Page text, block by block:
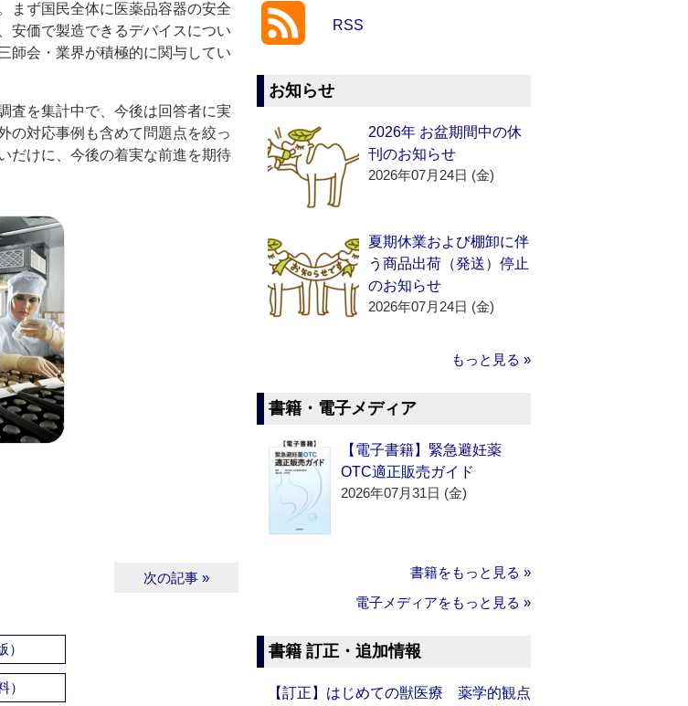
まず国民全体に医薬品容器の安全
安価で製造できるデバイスについ
師会・業界が積極的に関与してい
査を集計中で、今後は回答者に実
の対応事例も含めて問題点を絞っ
だけに、今後の着実な前進を期待
次の記事 »
）
RSS
お知らせ
2026年 お盆期間中の休
刊のお知らせ
2026年07月24日 (金)
夏期休業および棚卸に伴
う商品出荷（発送）停止
のお知らせ
2026年07月24日 (金)
もっと見る »
書籍・電子メディア
【電子書籍】緊急避妊薬
OTC適正販売ガイド
2026年07月31日 (金)
書籍をもっと見る »
電子メディアをもっと見る »
書籍 訂正・追加情報
【訂正】はじめての獣医療 薬学的観点